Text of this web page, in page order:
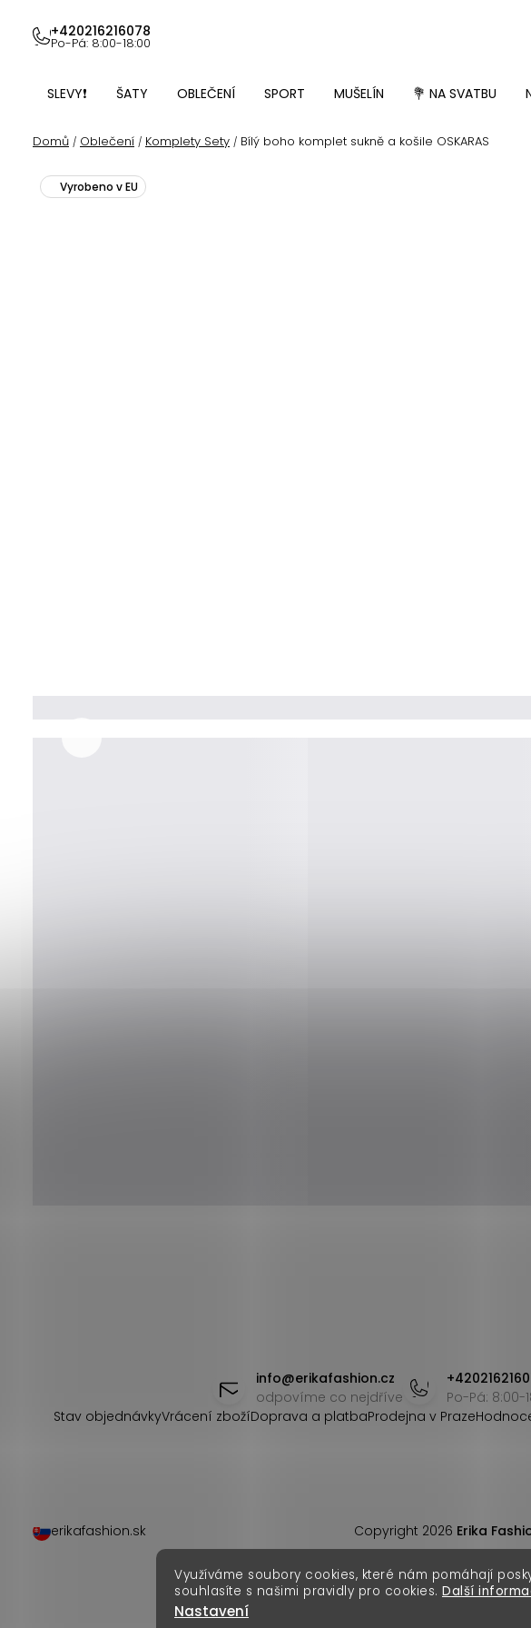
Využíváme soubory cookies, které nám pomáhají
souhlasíte s našimi pravidly pro cookies. Další
Nastavení
obsah
+420216216078
Po-Pá: 8:00-18:00
SLEVY❗ ŠATY OBLEČENÍ SPORT MUŠELÍN 💐 NA SVATBU
Domů / Oblečení / Komplety Sety / Bílý boho komplet sukně a košile OSKARAS
Vyrobeno v EU
info@erikafashion.cz
odpovíme co nejdříve
Po-Pá: 8:00-
Stav objednávkyVrácení zbožíDoprava a platbaProdejna v Praze
Copyright 2026 Erika
erikafashion.sk